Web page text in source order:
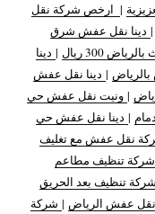
| ارخص شركة نقل
| دينا نقل عفش شرق
300 ريال | دينا
| دينا نقل عفش
| ونيت نقل عفش حي
| دينا نقل عفش حي
نقل عفش مع تغليف
شركة تنظيف مطاعم
شركة تنظيف بعد الحريق
عفش الرياض | شركة